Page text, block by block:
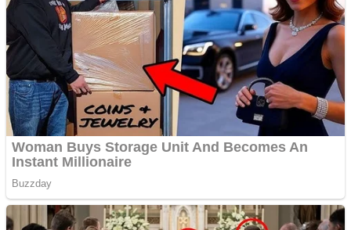
Creez aplicatie
ANDROID pentru siteul
tau
Anuntul tau apare in mai
multe ziare online